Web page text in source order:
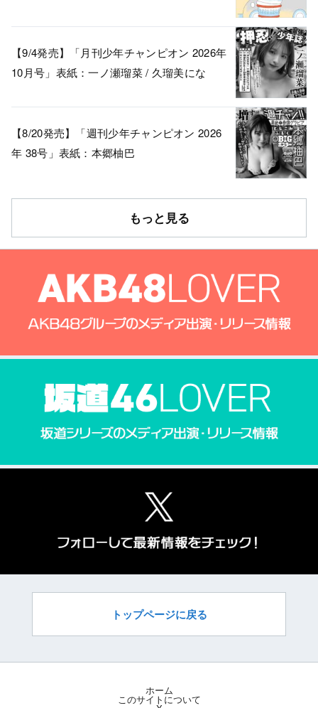
【9/4発売】「月刊少年チャンピオン 2026年
10月号」表紙：一ノ瀬瑠菜 / 久瑠美にな
【8/20発売】「週刊少年チャンピオン 2026
年 38号」表紙：本郷柚巴
もっと見る
トップページに戻る
ホーム
このサイトについて